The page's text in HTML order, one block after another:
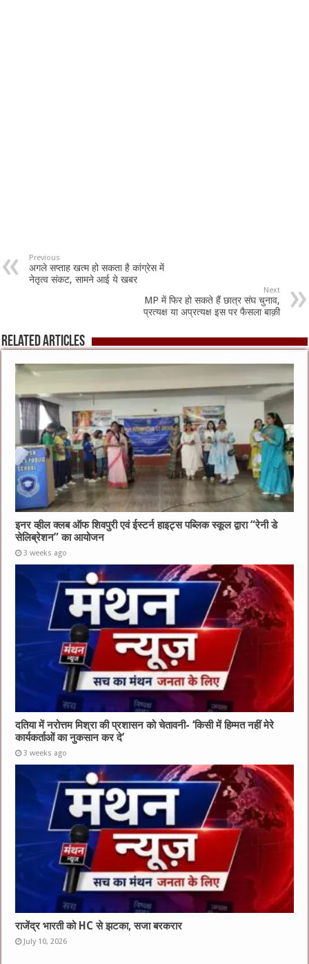
Previous
अगले सप्ताह खत्म हो सकता है कांग्रेस में
नेतृत्व संकट, सामने आई ये खबर
Next
MP में फिर हो सकते हैं छात्र संघ चुनाव,
प्रत्यक्ष या अप्रत्यक्ष इस पर फैसला बाक़ी
Related Articles
इनर व्हील क्लब ऑफ शिवपुरी एवं ईस्टर्न हाइट्स पब्लिक स्कूल द्वारा “रेनी डे
सेलिब्रेशन” का आयोजन
3 weeks ago
दतिया में नरोत्तम मिश्रा की प्रशासन को चेतावनी- ‘किसी में हिम्मत नहीं मेरे
कार्यकर्ताओं का नुकसान कर दे’
3 weeks ago
राजेंद्र भारती को HC से झटका, सजा बरकरार
July 10, 2026